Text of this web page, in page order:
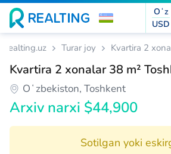
Oʻz
USD
Realting.uz Turar joy Kvartira 2
Kvartira 2 xonalar 38 m²
Oʻzbekiston, Toshkent
Arxiv narxi $44,900
Sotilgan yoki